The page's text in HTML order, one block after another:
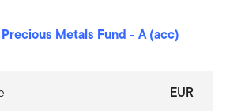
Metals Fund - A (acc)
EUR